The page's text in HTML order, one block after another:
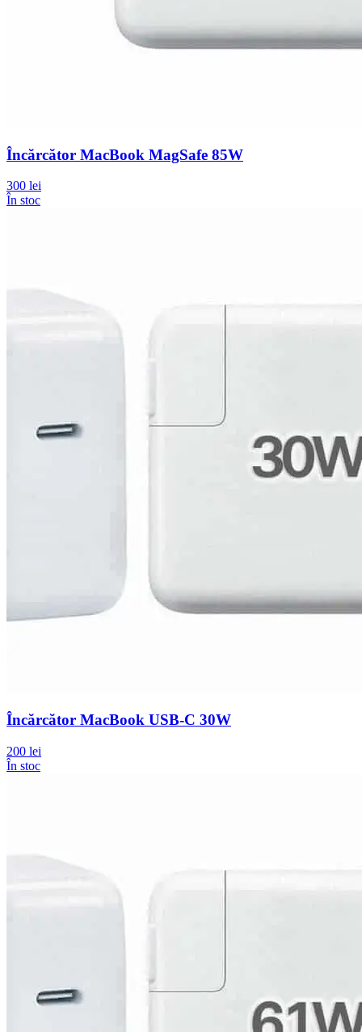
Încărcător MacBook MagSafe 85W
300 lei
În stoc
Încărcător MacBook USB-C 30W
200 lei
În stoc